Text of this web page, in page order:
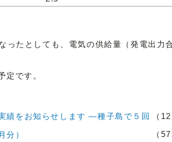
たとしても、電気の供給量（発電出力合
定です。
績をお知らせします ―種子島で５回
（
分） （